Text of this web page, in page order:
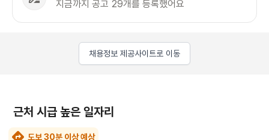
지금까지 공고 29개를 등록했어요
채용정보 제공사이트로 이동
근처 시급 높은 일자리
도보 30분 이상 예상